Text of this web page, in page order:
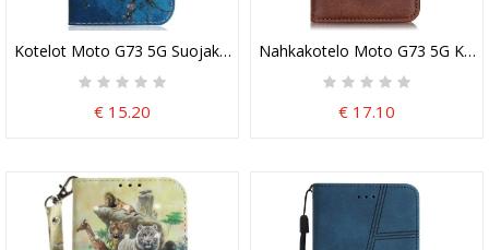
Kotelot Moto G73 5G Suojaketju Kuori Hihna Kukka Oksat
€ 15.20
Nahkakotelo Moto G73 5G
€ 17.10